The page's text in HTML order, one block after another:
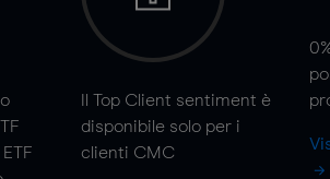
Il Top Client sentiment è
disponibile solo per i
clienti CMC